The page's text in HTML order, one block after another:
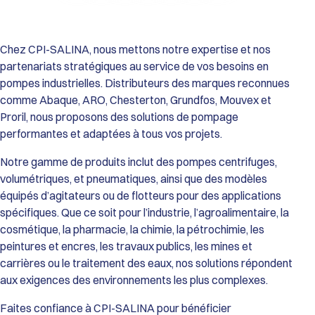
Viscosité : Capacité de transfert jusqu’à 55 000 cSt (modèle
HDX80).
Température de service : De 0°C à 70°C (Standard) et jusqu’à
80°C (avec tuyau EPDM).
Passage de solides : Particules dures jusqu’à 12 mm et
particules souples jusqu’à 20 mm.
Construction et Matériaux :
Roue et Couvercle : Fonte GS et Acier haute résistance.
Tuyaux Configurables (selon l’application) : Caoutchouc
Naturel (Standard), EPDM, Buna N (NBR), Buna N Alimentaire
(FDA), ou Hypalon.
Raccordements : Brides robustes ISO PN16 (Standard) ou ISO
PN20 / ANSI 150 (Option).
Atouts Opérationnels :
Fiabilité Maximale : Absence totale de garnitures mécaniques,
de clapets ou de vannes, éliminant les risques de fuites et de
blocages.
Maintenance Simplifiée : Le tuyau est l’unique pièce d’usure,
Chez CPI-SALINA, nous mettons notre expertise et nos
partenariats stratégiques au service de vos besoins en
pompes industrielles. Distributeurs des marques reconnues
comme Abaque, ARO, Chesterton, Grundfos, Mouvex et
Proril, nous proposons des solutions de pompage
performantes et adaptées à tous vos projets.
Notre gamme de produits inclut des pompes centrifuges,
volumétriques, et pneumatiques, ainsi que des modèles
équipés d’agitateurs ou de flotteurs pour des applications
spécifiques. Que ce soit pour l’industrie, l’agroalimentaire, la
cosmétique, la pharmacie, la chimie, la pétrochimie, les
peintures et encres, les travaux publics, les mines et
carrières ou le traitement des eaux, nos solutions répondent
aux exigences des environnements les plus complexes.
Faites confiance à CPI-SALINA pour bénéficier